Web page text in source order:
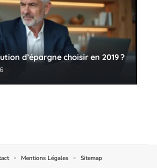
d’épargne choisir en 2019 ?
Mentions Légales Sitemap